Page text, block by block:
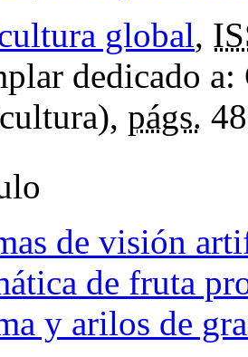
global,
dedicado a:
págs.
de visión
de fruta
y arilos de